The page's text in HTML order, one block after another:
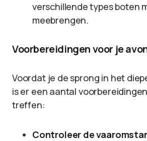
verschillende types boten
meebrengen.
Voorbereidingen voor je
Voordat je de sprong in het
is er een aantal
treffen:
Controleer de